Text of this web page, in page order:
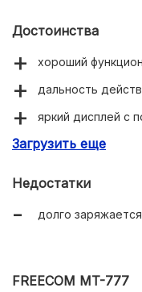
Достоинства
хороший
дальность
яркий дисплей с
несколько
Загрузить еще
Недостатки
долго
FREECOM MT-777